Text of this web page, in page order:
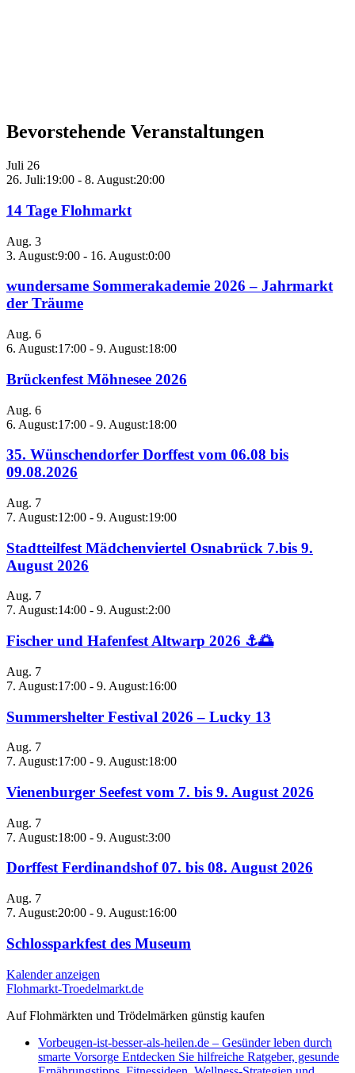
Bevorstehende Veranstaltungen
Juli 26
26. Juli:19:00 - 8. August:20:00
14 Tage Flohmarkt
Aug. 3
3. August:9:00 - 16. August:0:00
wundersame Sommerakademie 2026 – Jahrmarkt
der Träume
Aug. 6
6. August:17:00 - 9. August:18:00
Brückenfest Möhnesee 2026
Aug. 6
6. August:17:00 - 9. August:18:00
35. Wünschendorfer Dorffest vom 06.08 bis
09.08.2026
Aug. 7
7. August:12:00 - 9. August:19:00
Stadtteilfest Mädchenviertel Osnabrück 7.bis 9.
August 2026
Aug. 7
7. August:14:00 - 9. August:2:00
Fischer und Hafenfest Altwarp 2026 ⚓🌅
Aug. 7
7. August:17:00 - 9. August:16:00
Summershelter Festival 2026 – Lucky 13
Aug. 7
7. August:17:00 - 9. August:18:00
Vienenburger Seefest vom 7. bis 9. August 2026
Aug. 7
7. August:18:00 - 9. August:3:00
Dorffest Ferdinandshof 07. bis 08. August 2026
Aug. 7
7. August:20:00 - 9. August:16:00
Schlossparkfest des Museum
Kalender anzeigen
Flohmarkt-Troedelmarkt.de
Auf Flohmärkten und Trödelmärken günstig kaufen
Vorbeugen-ist-besser-als-heilen.de – Gesünder leben durch
smarte Vorsorge Entdecken Sie hilfreiche Ratgeber, gesunde